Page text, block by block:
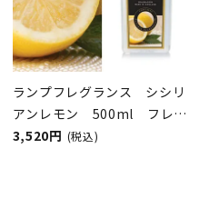
ランプフレグランス シシリ
アンレモン 500ml フレグ
ランスランプ用オイル
3,520円 (税込)